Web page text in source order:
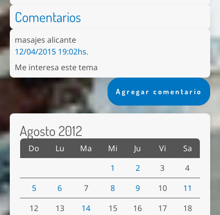
Comentarios
masajes alicante
12/04/2015 19:02hs.
Me interesa este tema
Agregar comentario
Agosto 2012
Do Lu Ma Mi Ju Vi
Sa
1
2 3
4
5
6 7 8 9 10
11
12
13 14 15 16 17
18